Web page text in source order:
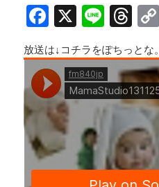
F
a
c
e
b
o
o
k
X Li
n
e
T
h
r
e
a
d
s
放送は↓コチラをぽちっとな。